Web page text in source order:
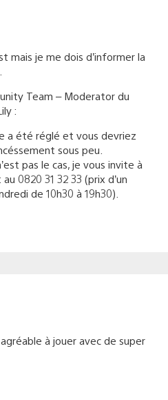
mais je me dois d’informer la
Team – Moderator du
:
a été réglé et vous devriez
sous peu.
pas le cas, je vous invite à
0820 31 32 33 (prix d’un
de 10h30 à 19h30).
à jouer avec de super